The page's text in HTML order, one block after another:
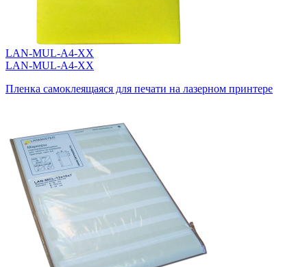
LAN-MUL-A4-XX
LAN-MUL-A4-XX
Пленка самоклеящаяся для печати на лазерном принтере